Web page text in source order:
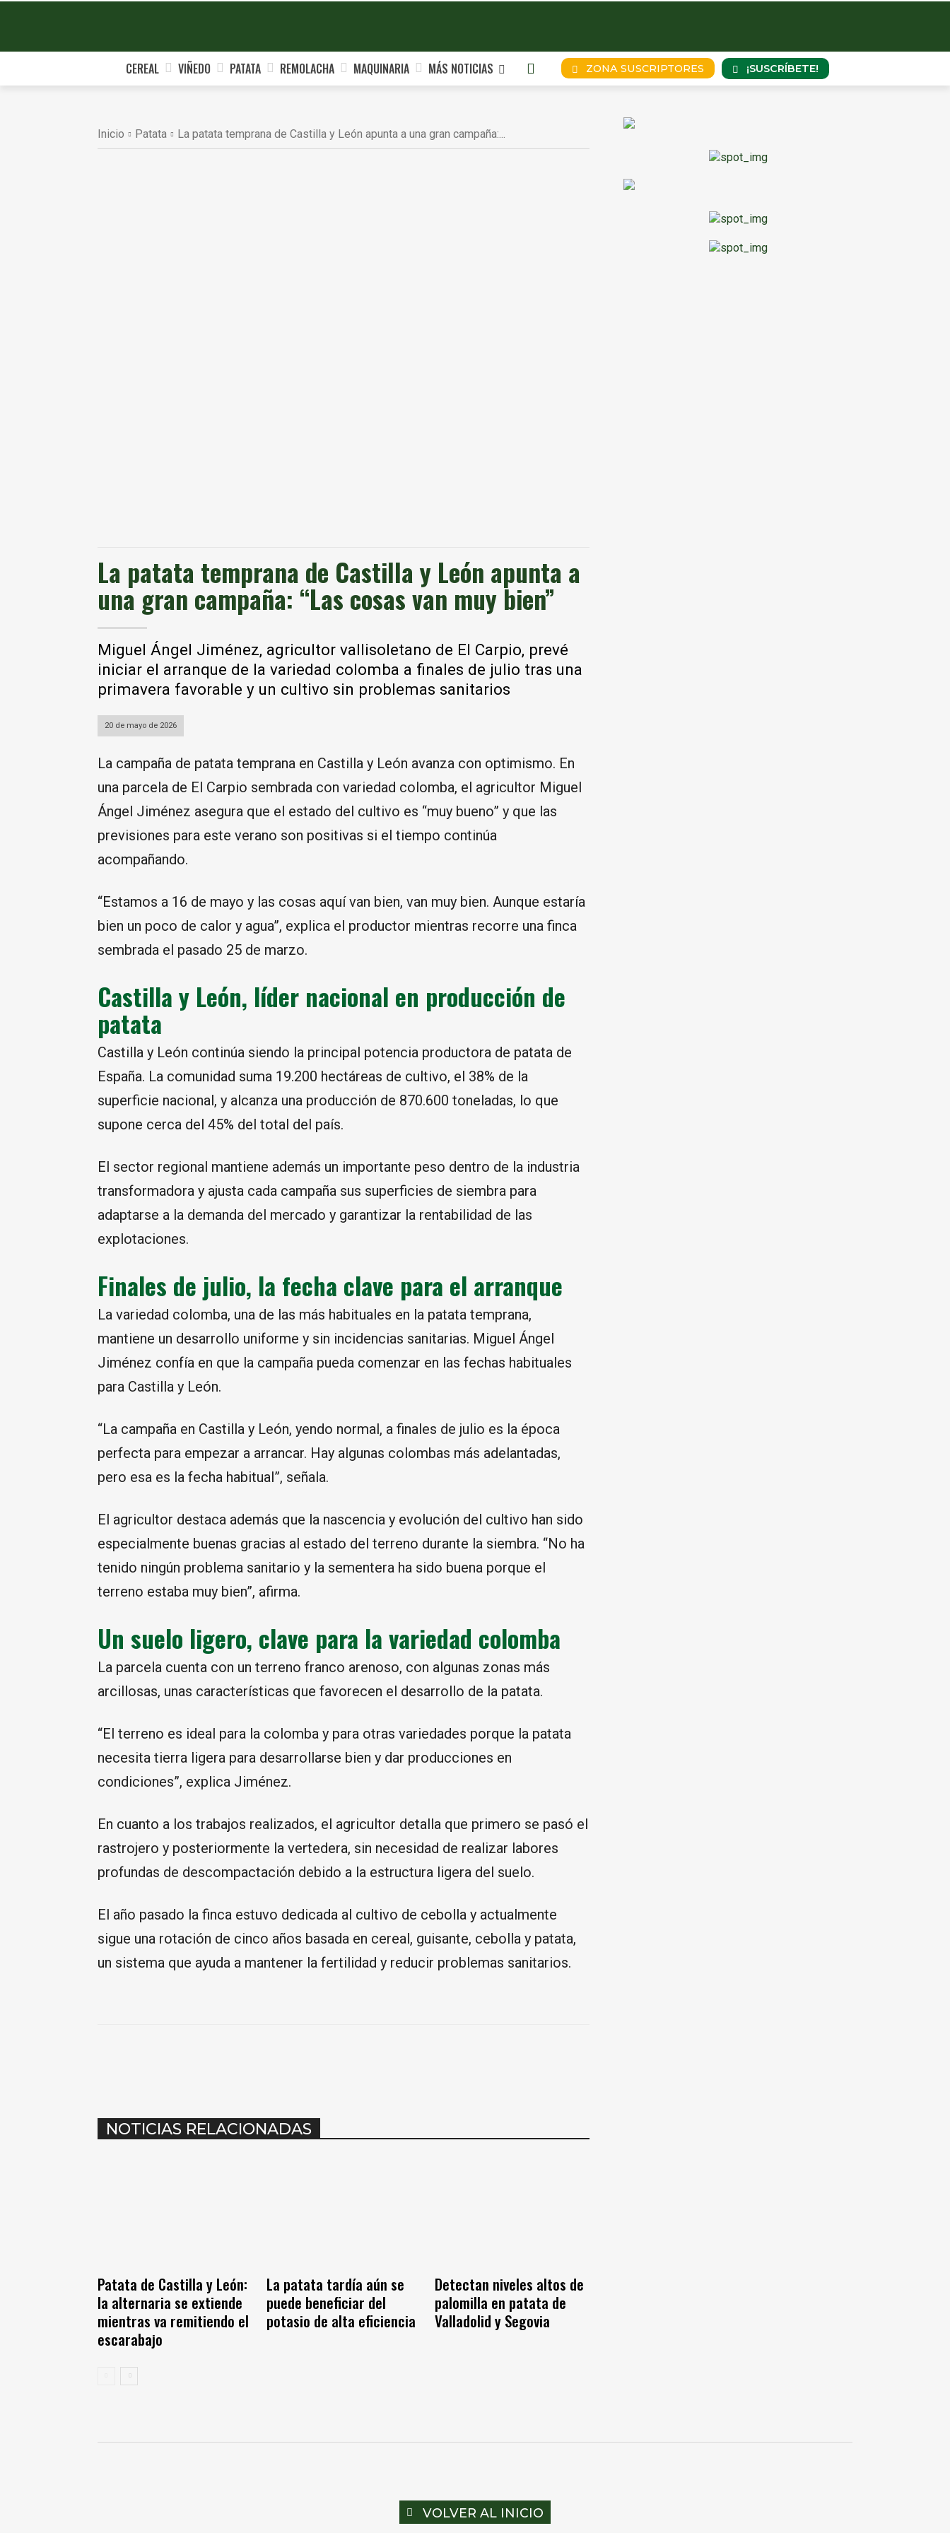
CEREAL VIÑEDO PATATA REMOLACHA MAQUINARIA MÁS NOTICIAS ZONA SUSCRIPTORES ¡SUSCRÍBETE!
Inicio Patata La patata temprana de Castilla y León apunta a una gran campaña:...
La patata temprana de Castilla y León apunta a
una gran campaña: “Las cosas van muy bien”
Miguel Ángel Jiménez, agricultor vallisoletano de El Carpio, prevé
iniciar el arranque de la variedad colomba a finales de julio tras una
primavera favorable y un cultivo sin problemas sanitarios
20 de mayo de 2026
La campaña de patata temprana en Castilla y León avanza con optimismo. En
una parcela de El Carpio sembrada con variedad colomba, el agricultor Miguel
Ángel Jiménez asegura que el estado del cultivo es “muy bueno” y que las
previsiones para este verano son positivas si el tiempo continúa
acompañando.
“Estamos a 16 de mayo y las cosas aquí van bien, van muy bien. Aunque estaría
bien un poco de calor y agua”, explica el productor mientras recorre una finca
sembrada el pasado 25 de marzo.
Castilla y León, líder nacional en producción de
patata
Castilla y León continúa siendo la principal potencia productora de patata de
España. La comunidad suma 19.200 hectáreas de cultivo, el 38% de la
superficie nacional, y alcanza una producción de 870.600 toneladas, lo que
supone cerca del 45% del total del país.
El sector regional mantiene además un importante peso dentro de la industria
transformadora y ajusta cada campaña sus superficies de siembra para
adaptarse a la demanda del mercado y garantizar la rentabilidad de las
explotaciones.
Finales de julio, la fecha clave para el arranque
La variedad colomba, una de las más habituales en la patata temprana,
mantiene un desarrollo uniforme y sin incidencias sanitarias. Miguel Ángel
Jiménez confía en que la campaña pueda comenzar en las fechas habituales
para Castilla y León.
“La campaña en Castilla y León, yendo normal, a finales de julio es la época
perfecta para empezar a arrancar. Hay algunas colombas más adelantadas,
pero esa es la fecha habitual”, señala.
El agricultor destaca además que la nascencia y evolución del cultivo han sido
especialmente buenas gracias al estado del terreno durante la siembra. “No ha
tenido ningún problema sanitario y la sementera ha sido buena porque el
terreno estaba muy bien”, afirma.
Un suelo ligero, clave para la variedad colomba
La parcela cuenta con un terreno franco arenoso, con algunas zonas más
arcillosas, unas características que favorecen el desarrollo de la patata.
“El terreno es ideal para la colomba y para otras variedades porque la patata
necesita tierra ligera para desarrollarse bien y dar producciones en
condiciones”, explica Jiménez.
En cuanto a los trabajos realizados, el agricultor detalla que primero se pasó el
rastrojero y posteriormente la vertedera, sin necesidad de realizar labores
profundas de descompactación debido a la estructura ligera del suelo.
El año pasado la finca estuvo dedicada al cultivo de cebolla y actualmente
sigue una rotación de cinco años basada en cereal, guisante, cebolla y patata,
un sistema que ayuda a mantener la fertilidad y reducir problemas sanitarios.
NOTICIAS RELACIONADAS
Patata de Castilla y León:
la alternaria se extiende
mientras va remitiendo el
escarabajo
La patata tardía aún se
puede beneficiar del
potasio de alta eficiencia
Detectan niveles altos de
palomilla en patata de
Valladolid y Segovia
VOLVER AL INICIO